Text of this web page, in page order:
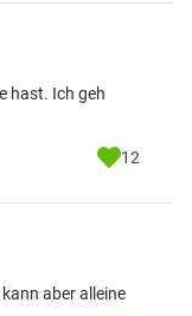
hast. Ich geh
12
aber alleine